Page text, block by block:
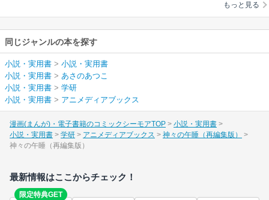
もっと見る
同じジャンルの本を探す
小説・実用書 > 小説・実用書
小説・実用書 > あさのあつこ
小説・実用書 > 学研
小説・実用書 > アニメディアブックス
漫画(まんが)・電子書籍のコミックシーモアTOP
小説・実用書
小説・実用書
学研 アニメディアブックス
神々の午睡（再編集版）
神々の午睡（再編集版）
最新情報はここからチェック！
限定特典GET